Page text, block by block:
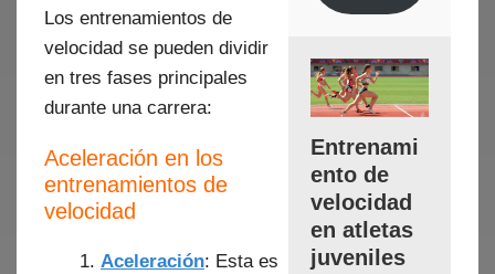
Los entrenamientos de
velocidad se pueden dividir
en tres fases principales
durante una carrera:
Aceleración en los
entrenamientos de
velocidad
Aceleración: Esta es
Entrenami
ento de
velocidad
en atletas
juveniles